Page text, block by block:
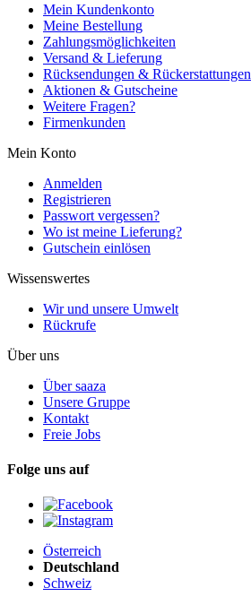
Mein Kundenkonto
Meine Bestellung
Zahlungsmöglichkeiten
Versand & Lieferung
Rücksendungen & Rückerstattungen
Aktionen & Gutscheine
Weitere Fragen?
Firmenkunden
Mein Konto
Anmelden
Registrieren
Passwort vergessen?
Wo ist meine Lieferung?
Gutschein einlösen
Wissenswertes
Wir und unsere Umwelt
Rückrufe
Über uns
Über saaza
Unsere Gruppe
Kontakt
Freie Jobs
Folge uns auf
Österreich
Deutschland
Schweiz